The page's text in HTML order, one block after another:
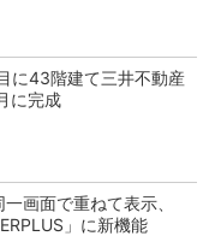
に43階建て三井不動産
に完成
画面で重ねて表示、
」に新機能